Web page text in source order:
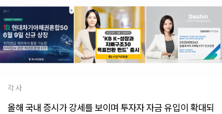
각 사
올해 국내 증시가 강세를 보이며 투자자 자금 유입이 확대되